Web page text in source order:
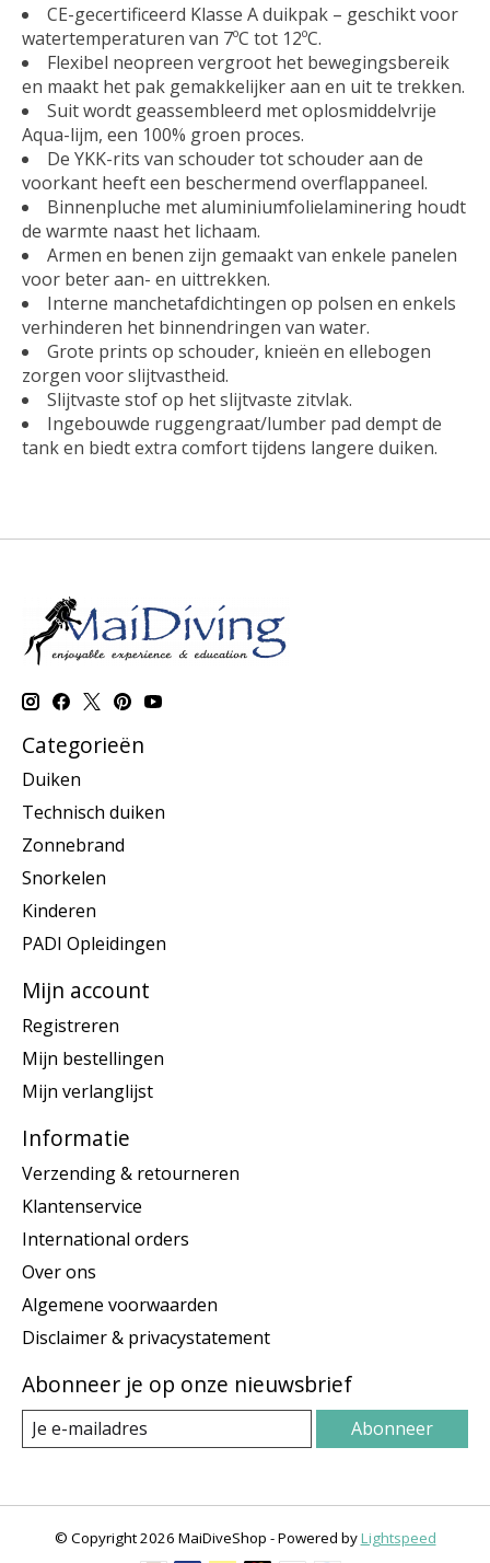
CE-gecertificeerd Klasse A duikpak – geschikt voor
watertemperaturen van 7ºC tot 12ºC.
Flexibel neopreen vergroot het bewegingsbereik
en maakt het pak gemakkelijker aan en uit te trekken.
Suit wordt geassembleerd met oplosmiddelvrije
Aqua-lijm, een 100% groen proces.
De YKK-rits van schouder tot schouder aan de
voorkant heeft een beschermend overflappaneel.
Binnenpluche met aluminiumfolielaminering houdt
de warmte naast het lichaam.
Armen en benen zijn gemaakt van enkele panelen
voor beter aan- en uittrekken.
Interne manchetafdichtingen op polsen en enkels
verhinderen het binnendringen van water.
Grote prints op schouder, knieën en ellebogen
zorgen voor slijtvastheid.
Slijtvaste stof op het slijtvaste zitvlak.
Ingebouwde ruggengraat/lumber pad dempt de
tank en biedt extra comfort tijdens langere duiken.
Categorieën
Duiken
Technisch duiken
Zonnebrand
Snorkelen
Kinderen
PADI Opleidingen
Mijn account
Registreren
Mijn bestellingen
Mijn verlanglijst
Informatie
Verzending & retourneren
Klantenservice
International orders
Over ons
Algemene voorwaarden
Disclaimer & privacystatement
Abonneer je op onze nieuwsbrief
Abonneer
© Copyright 2026 MaiDiveShop - Powered byLightspeed